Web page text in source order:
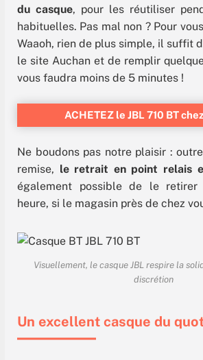
du casque, pour les réutiliser
habituelles. Pas mal non ? Pour
Waaoh, rien de plus simple, il suffit
le site Auchan et de remplir
vous faudra moins de 5 minutes !
ACHETEZ le JBL 710 BT
Ne boudons pas notre plaisir :
remise, le retrait en point relais
également possible de le retirer
heure, si le magasin près de chez
Visuellement, le casque JBL respire la
discrétion
Un excellent casque du